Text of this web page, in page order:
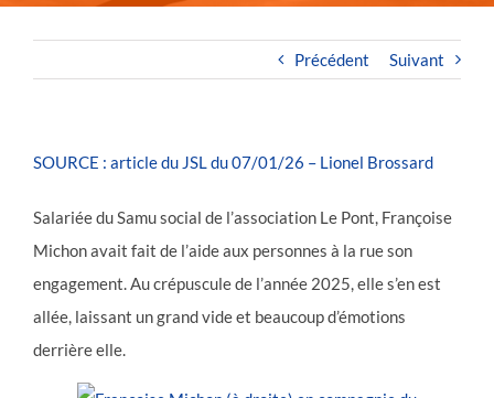
Précédent Suivant
SOURCE : article du JSL du 07/01/26 – Lionel Brossard
Salariée du Samu social de l’association Le Pont, Françoise
Michon avait fait de l’aide aux personnes à la rue son
engagement. Au crépuscule de l’année 2025, elle s’en est
allée, laissant un grand vide et beaucoup d’émotions
derrière elle.